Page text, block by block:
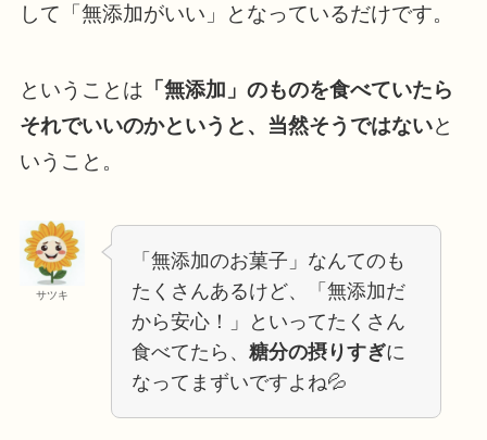
して「無添加がいい」となっているだけです。
ということは 「無添加」のものを食べていたら
それでいいのかというと、当然そうではないと
いうこと。
サツキ
「無添加のお菓子」なんてのも
たくさんあるけど、「無添加だ
から安心！」といってたくさん
食べてたら、 糖分の摂りすぎに
なってまずいですよね💦